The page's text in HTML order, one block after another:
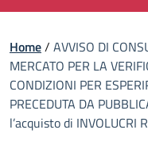
Home/ AVVISO DI
MERCATO PER LA
CONDIZIONI PER
PRECEDUTA DA
l’acquisto di INVOLUCRI